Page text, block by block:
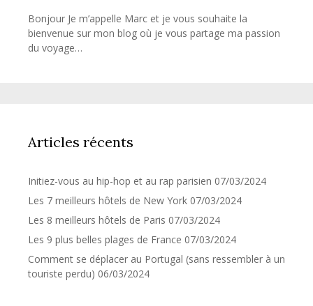
Bonjour Je m’appelle Marc et je vous souhaite la
bienvenue sur mon blog où je vous partage ma passion
du voyage…
Articles récents
Initiez-vous au hip-hop et au rap parisien 07/03/2024
Les 7 meilleurs hôtels de New York 07/03/2024
Les 8 meilleurs hôtels de Paris 07/03/2024
Les 9 plus belles plages de France 07/03/2024
Comment se déplacer au Portugal (sans ressembler à un
touriste perdu) 06/03/2024